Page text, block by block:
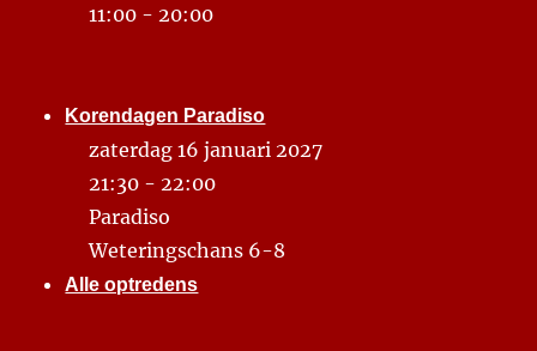
11:00 - 20:00
Korendagen Paradiso
zaterdag 16 januari 2027
21:30 - 22:00
Paradiso
Weteringschans 6-8
Alle optredens